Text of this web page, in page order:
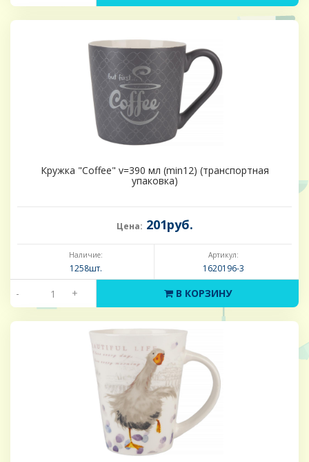
Кружка "Coffee" v=390 мл (min12) (транспортная
упаковка)
Цена: 201руб.
Наличие:
1258шт.
Артикул:
1620196-3
- + В КОРЗИНУ